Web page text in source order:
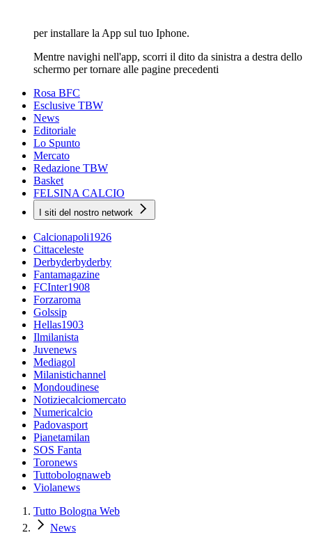
per installare la App sul tuo Iphone.
Mentre navighi nell'app, scorri il dito da sinistra a destra dello
schermo per tornare alle pagine precedenti
Rosa BFC
Esclusive TBW
News
Editoriale
Lo Spunto
Mercato
Redazione TBW
Basket
FELSINA CALCIO
I siti del nostro network
Calcionapoli1926
Cittaceleste
Derbyderbyderby
Fantamagazine
FCInter1908
Forzaroma
Golssip
Hellas1903
Ilmilanista
Juvenews
Mediagol
Milanistichannel
Mondoudinese
Notiziecalciomercato
Numericalcio
Padovasport
Pianetamilan
SOS Fanta
Toronews
Tuttobolognaweb
Violanews
Tutto Bologna Web
News